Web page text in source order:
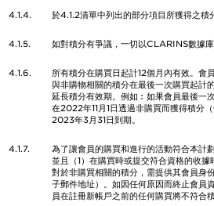
4.1.4. 於4.1.2清單中列出的部分項目所獲得之積
4.1.5. 如對積分有爭議，一切以CLARINS數據庫
4.1.6.
所有積分在購買日起計12個月內有效。會
與非購物相關的積分在最後一次購買起計
延長積分有效期。例如︰如果會員最後一
在2022年11月1日透過非購買而獲得積分
2023年3月31日到期。
4.1.7.
為了讓會員的購買和進行的活動符合本計
並且（1）在購買時或提交符合資格的收據
對於非購買相關的積分，需提供其會員身
子郵件地址）。如因任何原因而終止會員
員在註冊新帳戶之前的任何購買將不符合積